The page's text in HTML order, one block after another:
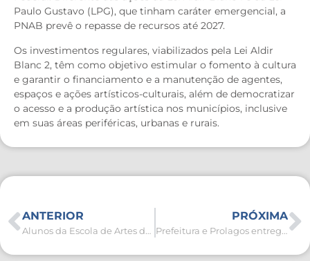
Paulo Gustavo (LPG), que tinham caráter emergencial, a
PNAB prevê o repasse de recursos até 2027.
Os investimentos regulares, viabilizados pela Lei Aldir
Blanc 2, têm como objetivo estimular o fomento à cultura
e garantir o financiamento e a manutenção de agentes,
espaços e ações artísticos-culturais, além de democratizar
o acesso e a produção artística nos municípios, inclusive
em suas áreas periféricas, urbanas e rurais.
ANTERIOR
Alunos da Escola de Artes de São Pedro da Aldeia se apresentam em festival de Niterói
PRÓXIMA
Prefeitura e Prolagos entregam rede de água potável para mais de 600 famílias no Parque Arruda